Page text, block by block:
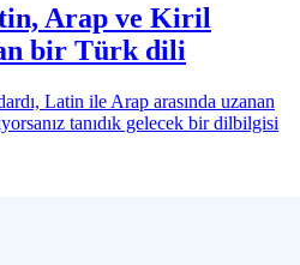
Arap ve Kiril
bir Türk dili
Latin ile Arap arasında uzanan
tanıdık gelecek bir dilbilgisi